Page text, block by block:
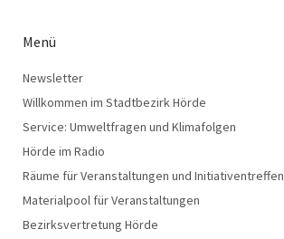
Menü
Newsletter
Willkommen im Stadtbezirk Hörde
Service: Umweltfragen und Klimafolgen
Hörde im Radio
Räume für Veranstaltungen und Initiativentreffen
Materialpool für Veranstaltungen
Bezirksvertretung Hörde